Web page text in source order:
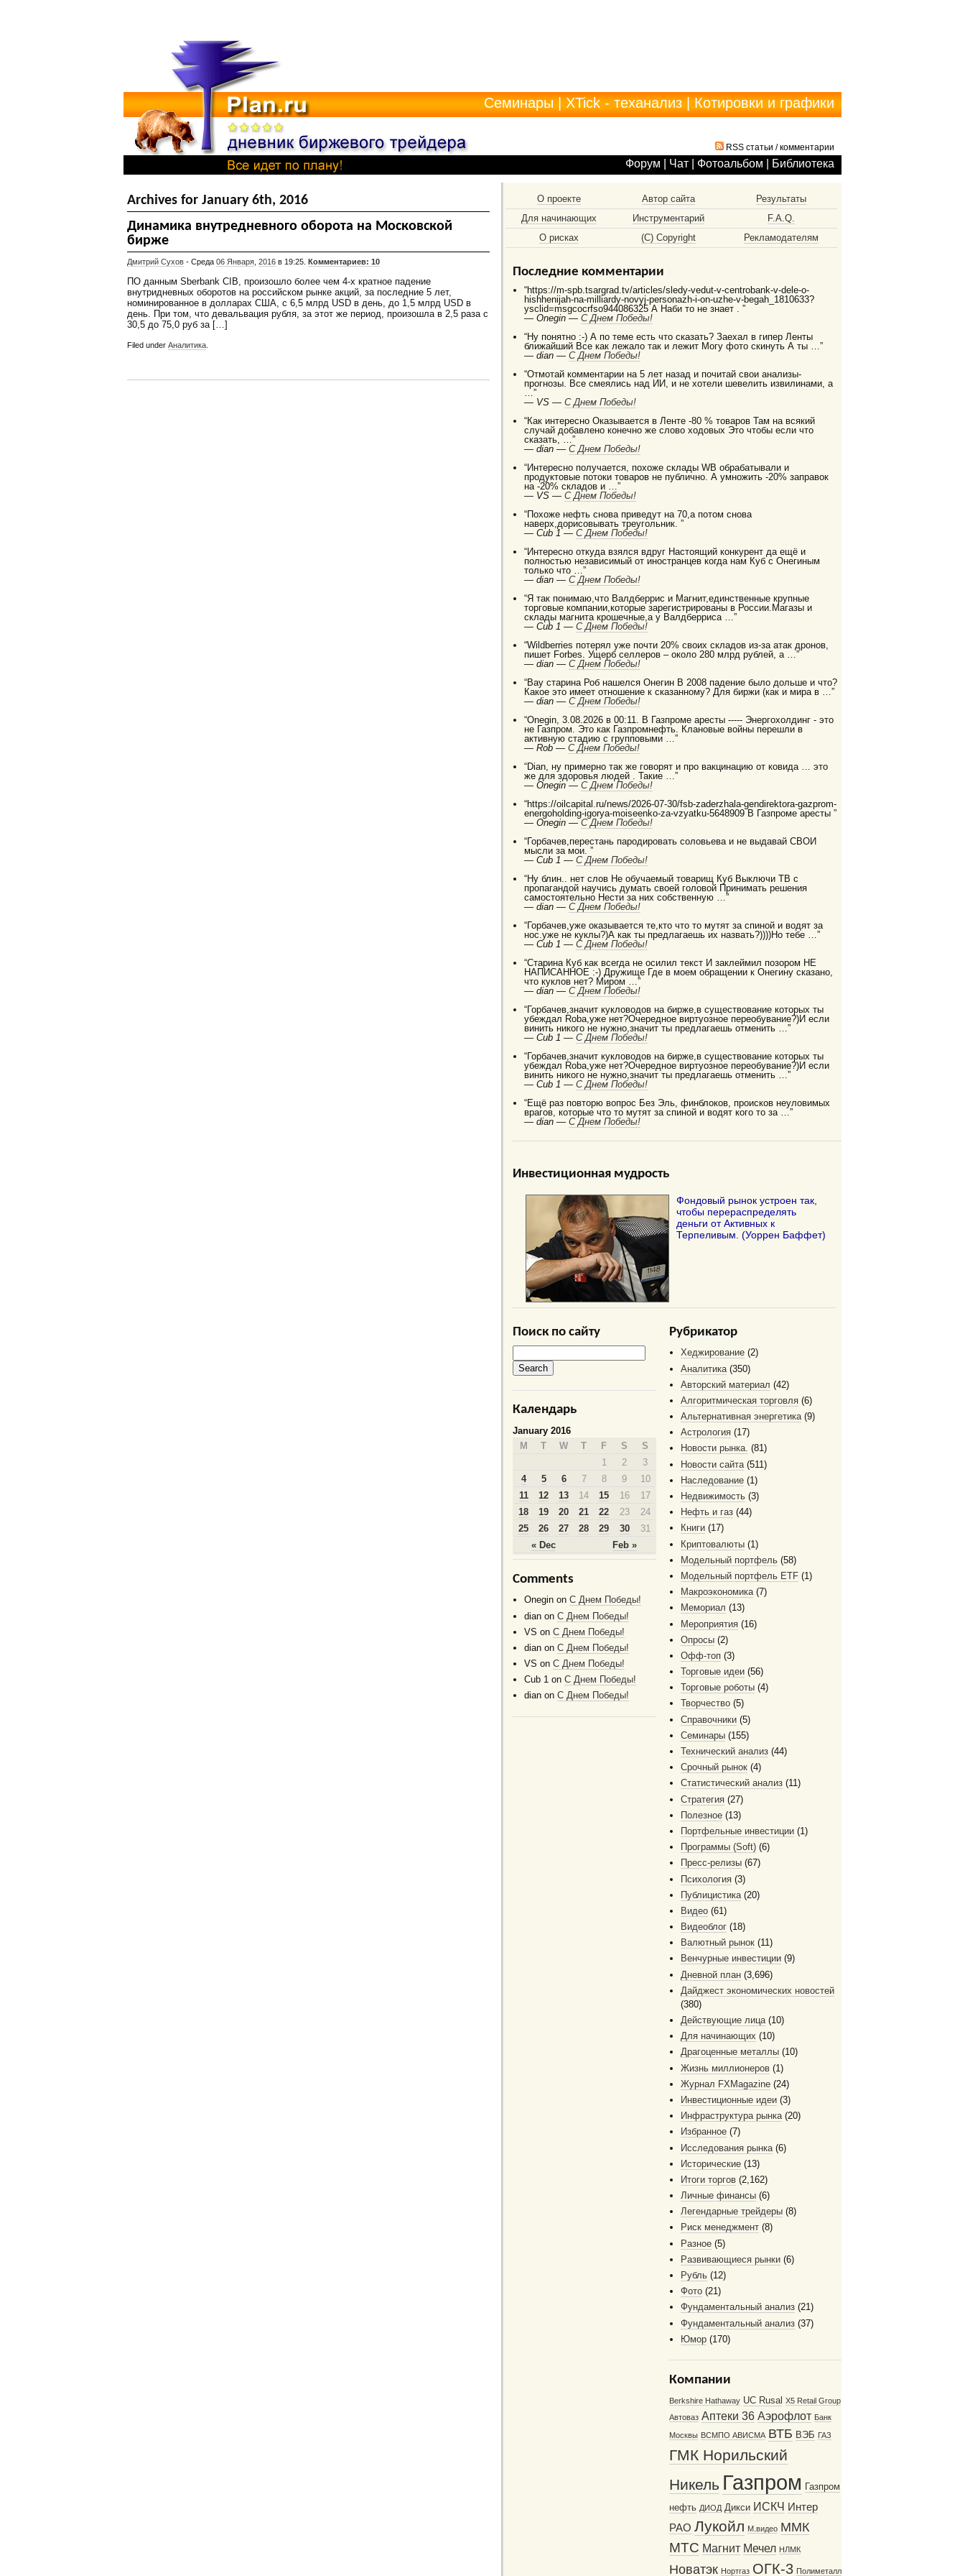
Семинары XTick - теханализ Котировки и графики
RSS статьи /комментарии
Форум Чат Фотоальбом Библиотека
Archives for January 6th, 2016
Динамика внутредневного оборота на Московской
бирже
Дмитрий Сухов - Среда 06 Января 2016 в 19:25. Комментариев: 10
ПО данным Sberbank CIB, произошло более чем 4-х кратное падение
внутридневных оборотов на российском рынке акций, за последние 5 лет,
номинированное в долларах США, с 6,5 млрд USD в день, до 1,5 млрд USD в
день. При том, что девальвация рубля, за этот же период, произошла в 2,5 раза с
30,5 до 75,0 руб за […]
Filed under Аналитика
О проекте Автор сайта
Результаты
Для начинающих
Инструментарий
F.A.Q.
О рисках
(С) Copyright Рекламодателям
Последние комментарии
“https://m-spb.tsargrad.tv/articles/sledy-vedut-v-centrobank-v-dele-o-
hishhenijah-na-milliardy-novyj-personazh-i-on-uzhe-v-begah_1810633?
ysclid=msgcocrfso944086325 А Наби то не знает . ”
—Onegin —C Днем Победы!
“Ну понятно :-) А по теме есть что сказать? Заехал в гипер Ленты
ближайший Все как лежало так и лежит Могу фото скинуть А ты …”
—dian —C Днем Победы!
“Отмотай комментарии на 5 лет назад и почитай свои анализы-
прогнозы. Все смеялись над ИИ, и не хотели шевелить извилинами, а
…”
— VS —C Днем Победы!
“Как интересно Оказывается в Ленте -80 % товаров Там на всякий
случай добавлено конечно же слово ходовых Это чтобы если что
сказать, …”
—dian —C Днем Победы!
“Интересно получается, похоже склады WB обрабатывали и
продуктовые потоки товаров не публично. А умножить -20% заправок
на -20% складов и …”
— VS —C Днем Победы!
“Похоже нефть снова приведут на 70,а потом снова
наверх,дорисовывать треугольник. ”
—Cub 1 —C Днем Победы!
“Интересно откуда взялся вдруг Настоящий конкурент да ещё и
полностью независимый от иностранцев когда нам Куб с Онегиным
только что …”
—dian —C Днем Победы!
“Я так понимаю,что Валдберрис и Магнит,единственные крупные
торговые компании,которые зарегистрированы в России.Магазы и
склады магнита крошечные,а у Валдберриса …”
—Cub 1 —C Днем Победы!
“Wildberries потерял уже почти 20% своих складов из-за атак дронов,
пишет Forbes. Ущерб селлеров – около 280 млрд рублей, а …”
—dian —C Днем Победы!
“Вау старина Роб нашелся Онегин В 2008 падение было дольше и что?
Какое это имеет отношение к сказанному? Для биржи (как и мира в …”
—dian —C Днем Победы!
“Onegin, 3.08.2026 в 00:11. В Газпроме аресты ----- Энергохолдинг - это
не Газпром. Это как Газпромнефть. Клановые войны перешли в
активную стадию с групповыми …”
—Rob —C Днем Победы!
“Dian, ну примерно так же говорят и про вакцинацию от ковида … это
же для здоровья людей . Такие …”
—Onegin —C Днем Победы!
“https://oilcapital.ru/news/2026-07-30/fsb-zaderzhala-gendirektora-gazprom-
energoholding-igorya-moiseenko-za-vzyatku-5648909 В Газпроме аресты ”
—Onegin —C Днем Победы!
“Горбачев,перестань пародировать соловьева и не выдавай СВОИ
мысли за мои. ”
—Cub 1 —C Днем Победы!
“Ну блин.. нет слов Не обучаемый товарищ Куб Выключи ТВ с
пропагандой научись думать своей головой Принимать решения
самостоятельно Нести за них собственную …”
—dian —C Днем Победы!
“Горбачев,уже оказывается те,кто что то мутят за спиной и водят за
нос.уже не куклы?)А как ты предлагаешь их назвать?))))Но тебе …”
—Cub 1 —C Днем Победы!
“Старина Куб как всегда не осилил текст И заклеймил позором НЕ
НАПИСАННОЕ :-) Дружище Где в моем обращении к Онегину сказано,
что куклов нет? Миром …”
—dian —C Днем Победы!
“Горбачев,значит кукловодов на бирже,в существование которых ты
убеждал Robа,уже нет?Очередное виртуозное переобувание?)И если
винить никого не нужно,значит ты предлагаешь отменить …”
—Cub 1 —C Днем Победы!
“Горбачев,значит кукловодов на бирже,в существование которых ты
убеждал Robа,уже нет?Очередное виртуозное переобувание?)И если
винить никого не нужно,значит ты предлагаешь отменить …”
—Cub 1 —C Днем Победы!
“Ещё раз повторю вопрос Без Эль, финблоков, происков неуловимых
врагов, которые что то мутят за спиной и водят кого то за …”
—dian —C Днем Победы!
Инвестиционная мудрость
Фондовый рынок устроен так,
чтобы перераспределять
деньги от Активных к
Терпеливым. (Уоррен Баффет)
Поиск по сайту
Календарь
January 2016
M
T W T F S S
« Dec Feb »
1 2
3
4
5 6 7 8 9
10
11
12 13 14 15 16
17
18
19 20 21 22 23
24
25
26 27 28 29 30 31
Comments
Onegin on C Днем Победы!
dian on C Днем Победы!
VS on C Днем Победы!
dian on C Днем Победы!
VS on C Днем Победы!
Cub 1 on C Днем Победы!
dian on C Днем Победы!
Рубрикатор
Хеджирование (2)
Аналитика (350)
Авторский материал (42)
Алгоритмическая торговля (6)
Альтернативная энергетика(9)
Астрология (17)
Новости рынка. (81)
Новости сайта (511)
Наследование (1)
Недвижимость (3)
Нефть и газ (44)
Книги (17)
Криптовалюты (1)
Модельный портфель (58)
Модельный портфель ETF (1)
Макроэкономика(7)
Мемориал (13)
Мероприятия (16)
Опросы (2)
Офф-топ (3)
Торговые идеи (56)
Торговые роботы (4)
Творчество (5)
Справочники (5)
Семинары (155)
Технический анализ (44)
Срочный рынок (4)
Статистический анализ (11)
Стратегия (27)
Полезное (13)
Портфельные инвестиции (1)
Программы (Soft) (6)
Пресс-релизы (67)
Психология (3)
Публицистика (20)
Видео (61)
Видеоблог (18)
Валютный рынок (11)
Венчурные инвестиции (9)
Дневной план (3,696)
Дайджест экономических новостей
(380)
Действующие лица(10)
Для начинающих (10)
Драгоценные металлы (10)
Жизнь миллионеров (1)
Журнал FXMagazine (24)
Инвестиционные идеи (3)
Инфраструктура рынка(20)
Избранное (7)
Исследования рынка (6)
Исторические (13)
Итоги торгов (2,162)
Личные финансы (6)
Легендарные трейдеры (8)
Риск менеджмент (8)
Разное (5)
Развивающиеся рынки (6)
Рубль (12)
Фото (21)
Фундаментальный анализ (21)
Фундаментальный анализ (37)
Юмор (170)
Компании
Berkshire Hathaway UC Rusal X5 Retail Group
Автоваз Аптеки 36 Аэрофлот Банк
Москвы ВСМПО АВИСМА ВТБ ВЭБ ГАЗ
ГМК Норильский
Никель Газпром Газпром
нефть ДИОД Дикси ИСКЧ Интер
РАО Лукойл М.видео ММК
МТС Магнит Мечел НЛМК
Новатэк Нортгаз ОГК-3 Полиметалл